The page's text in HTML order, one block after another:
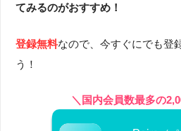
てみるのがおすすめ！
登録無料なので、今すぐにでも登
う！
＼国内会員数最多の